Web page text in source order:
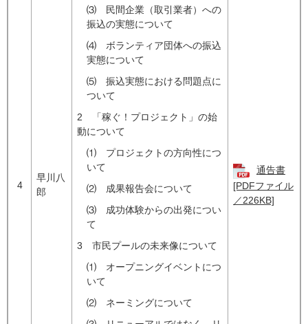
4
早川八
郎
⑶ 民間企業（取引業者）への
振込の実態について
⑷ ボランティア団体への振込
実態について
⑸ 振込実態における問題点に
ついて
2 「稼ぐ！プロジェクト」の始
動について
⑴ プロジェクトの方向性につ
いて
⑵ 成果報告会について
⑶ 成功体験からの出発につい
て
3 市民プールの未来像について
⑴ オープニングイベントにつ
いて
⑵ ネーミングについて
通告書
[PDFファイル
／226KB]